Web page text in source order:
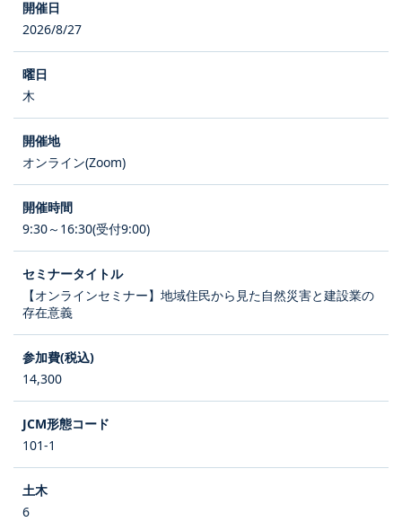
2026/8/27
木
オンライン(Zoom)
9:30～16:30(受付9:00)
【オンラインセミナー】地域住民から見た自然災害と建設業の
存在意義
14,300
101-1
6